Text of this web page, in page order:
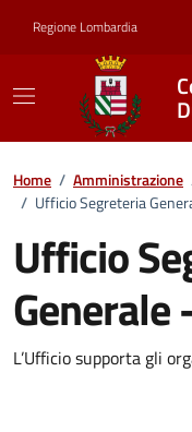
Regione Lombardia
Dettagli
Home / Amministrazione
/ Ufficio Segreteria
Ufficio
Generale
L’Ufficio supporta gli